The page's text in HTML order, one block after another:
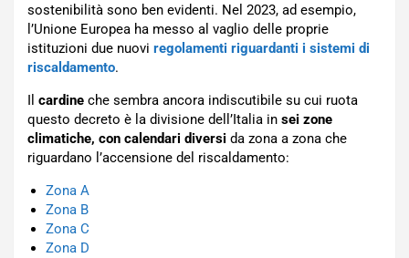
sostenibilità sono ben evidenti. Nel 2023, ad esempio,
l’Unione Europea ha messo al vaglio delle proprie
istituzioni due nuovi regolamenti riguardanti i sistemi di
riscaldamento.
cardine che sembra ancora indiscutibile su cui ruota
questo decreto è la divisione dell’Italia in sei zone
climatiche, con calendari diversi da zona a zona che
riguardano l’accensione del riscaldamento:
Zona A
Zona B
Zona C
Zona D